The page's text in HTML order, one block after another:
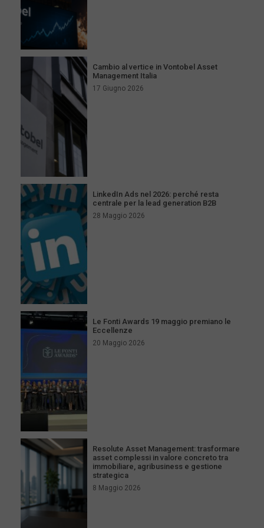
Cambio al vertice in Vontobel Asset
Management Italia
17 Giugno 2026
LinkedIn Ads nel 2026: perché resta
centrale per la lead generation B2B
28 Maggio 2026
Le Fonti Awards 19 maggio premiano le
Eccellenze
20 Maggio 2026
Resolute Asset Management: trasformare
asset complessi in valore concreto tra
immobiliare, agribusiness e gestione
strategica
8 Maggio 2026